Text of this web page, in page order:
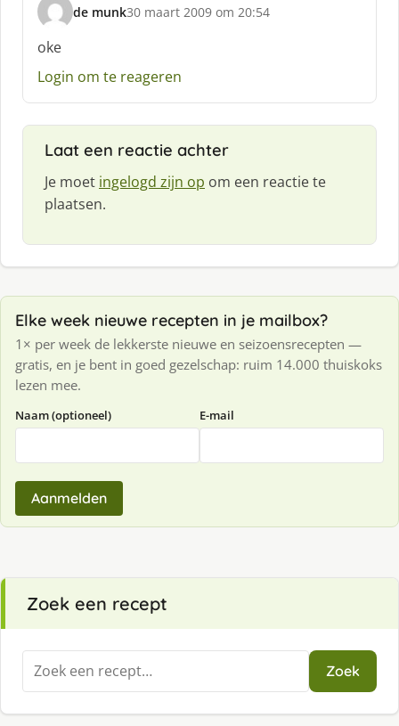
:
de munk
s
h
r
30 maart 2009 om 20:54
oke
Login om te reageren
Laat een reactie achter
Je moet ingelogd zijn op om een reactie te
plaatsen.
Elke week nieuwe recepten in je mailbox?
1× per week de lekkerste nieuwe en seizoensrecepten —
gratis, en je bent in goed gezelschap: ruim 14.000 thuiskoks
lezen mee.
Naam (optioneel) E-mail
Aanmelden
Zoek een recept
Zoeken
naar:
Zoek